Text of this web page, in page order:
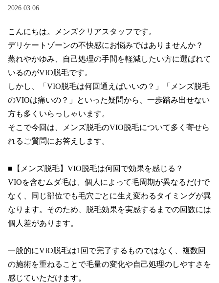
2026.03.06
こんにちは。メンズクリアスタッフです。
デリケートゾーンの不快感にお悩みではありませんか？
蒸れやかゆみ、自己処理の手間を軽減したい方に選ばれて
いるのがVIO脱毛です。
しかし、「VIO脱毛は何回通えばいいの？」「メンズ脱毛
のVIOは痛いの？」といった疑問から、一歩踏み出せない
方も多くいらっしゃいます。
そこで今回は、メンズ脱毛のVIO脱毛について多く寄せら
れるご質問にお答えします。
■【メンズ脱毛】VIO脱毛は何回で効果を感じる？
VIOを含むムダ毛は、個人によって毛周期が異なるだけで
なく、同じ部位でも毛穴ごとに生え変わるタイミングが異
なります。そのため、脱毛効果を実感するまでの回数には
個人差があります。
一般的にVIO脱毛は1回で完了するものではなく、複数回
の施術を重ねることで毛量の変化や自己処理のしやすさを
感じていただけます。